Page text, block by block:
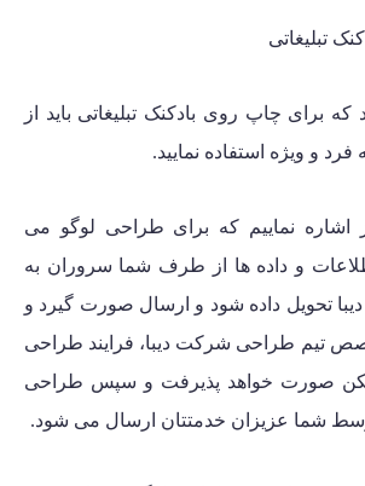
برای چاپ روی بادکنک تبلیغاتی باید از
و ویژه استفاده نمایید.
اشاره نماییم که برای طراحی لوگو می
و داده ها از طرف شما سروران به
تحویل داده شود و ارسال صورت گیرد و
تیم طراحی شرکت دیبا، فرایند طراحی
صورت خواهد پذیرفت و سپس طراحی
توسط شما عزیزان خدمتتان ارسال می شود.